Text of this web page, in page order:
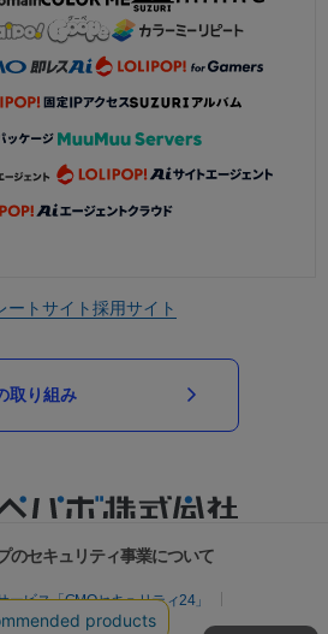
ートサイト採用サイト
取り組み
のセキュリティ事業について
ビス「GMOセキュリティ24」
トリスク診断